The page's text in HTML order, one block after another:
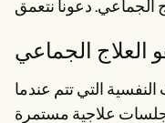
Become a Partner
Why Carepatron?
Login
Get started
العلاج الجماعي
التي تتم عندما
علاجية مستمرة